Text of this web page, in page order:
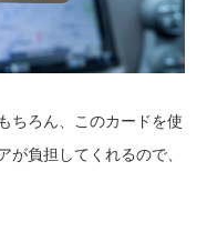
ちろん、このカードを使
が負担してくれるので、